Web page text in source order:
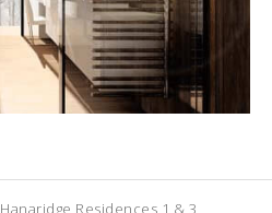
Hanaridge Residences 1 & 3